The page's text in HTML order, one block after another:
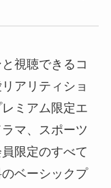
視聴できるコ
アリティショ
ミアム限定エ
マ、スポーツ
限定のすべて
ベーシックプ